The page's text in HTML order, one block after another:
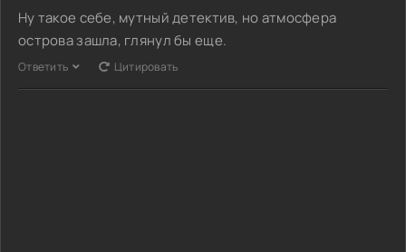
Ну такое себе, мутный детектив, но атмосфера
острова зашла, глянул бы еще.
Ответить Цитировать